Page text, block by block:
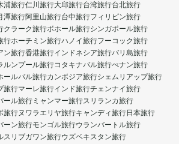
浦旅行仁川旅行大邱旅行台湾旅行台北旅行
潭旅行阿里山旅行台中旅行フィリピン旅行
クラーク旅行ボホール旅行シンガポール旅行
行ホーチミン旅行ハノイ旅行フーコック旅行
ン旅行香港旅行インドネシア旅行バリ島旅行
ルンプール旅行コタキナバル旅行ぺナン旅行
ールバル旅行カンボジア旅行シェムリアップ旅行
旅行マーレ旅行インド旅行チェンナイ旅行
ール旅行 ミャンマー旅行スリランカ旅行
旅行ヌワラエリヤ旅行キャンディ旅行日本旅行
ーン旅行モンゴル旅行ウランバートル旅行
スリブガワン旅行ウズベキスタン旅行